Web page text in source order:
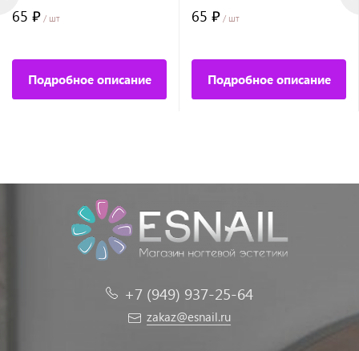
65 ₽ / шт
Подробное описание
65 ₽ / шт
Подробное описание
+7 (949) 937-25-64
zakaz@esnail.ru